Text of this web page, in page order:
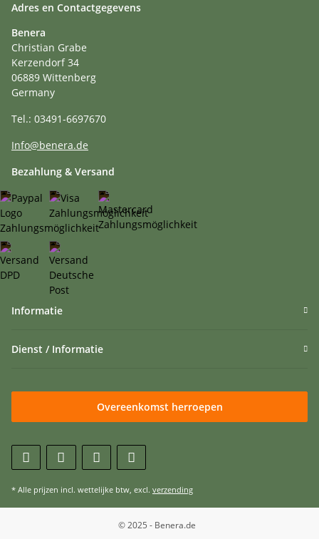
Adres en Contactgegevens
Benera
Christian Grabe
Kerzendorf 34
06889 Wittenberg
Germany
Tel.: 03491-6697670
Info@benera.de
Bezahlung & Versand
Informatie
Dienst / Informatie
Overeenkomst herroepen
* Alle prijzen incl. wettelijke btw, excl. verzending
© 2025 - Benera.de